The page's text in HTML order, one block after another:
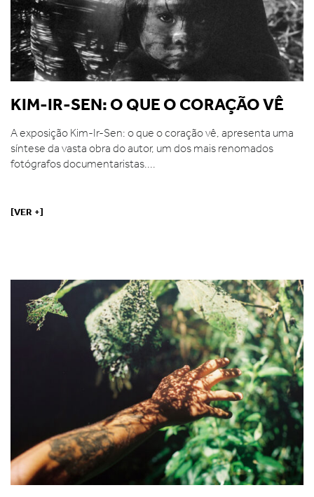
KIM-IR-SEN: O QUE O CORAÇÃO VÊ
A exposição Kim-Ir-Sen: o que o coração vê, apresenta uma
síntese da vasta obra do autor, um dos mais renomados
fotógrafos documentaristas....
[VER +]